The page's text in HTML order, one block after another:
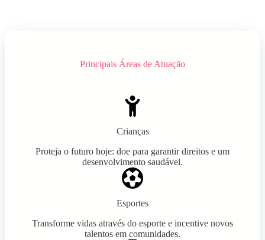
Principais Áreas de Atuação
Crianças
Proteja o futuro hoje: doe para garantir direitos e um
desenvolvimento saudável.
Esportes
Transforme vidas através do esporte e incentive novos
talentos em comunidades.